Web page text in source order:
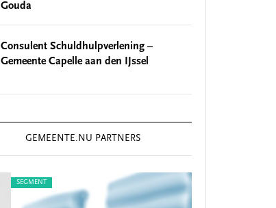
Gouda
Consulent Schuldhulpverlening –
Gemeente Capelle aan den IJssel
GEMEENTE.NU PARTNERS